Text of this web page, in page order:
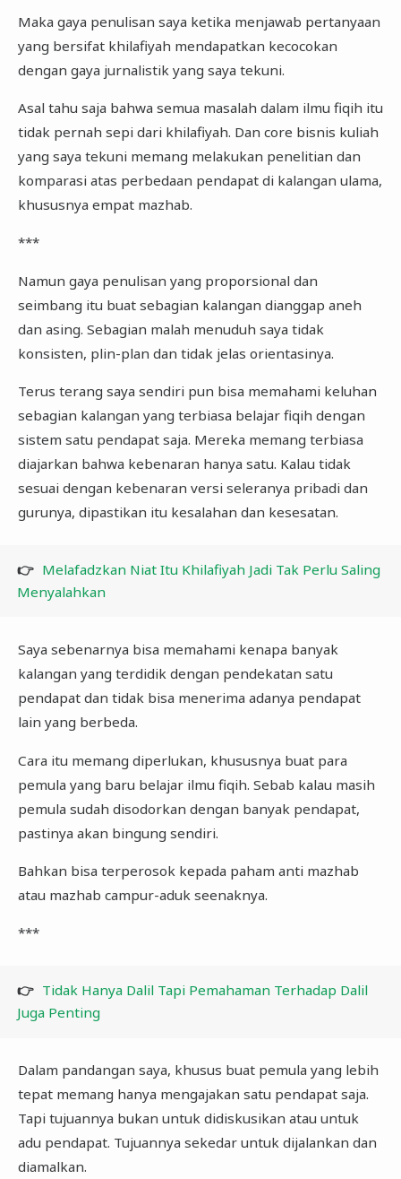
Maka gaya penulisan saya ketika menjawab pertanyaan
yang bersifat khilafiyah mendapatkan kecocokan
dengan gaya jurnalistik yang saya tekuni.
Asal tahu saja bahwa semua masalah dalam ilmu fiqih itu
tidak pernah sepi dari khilafiyah. Dan core bisnis kuliah
yang saya tekuni memang melakukan penelitian dan
komparasi atas perbedaan pendapat di kalangan ulama,
khususnya empat mazhab.
***
Namun gaya penulisan yang proporsional dan
seimbang itu buat sebagian kalangan dianggap aneh
dan asing. Sebagian malah menuduh saya tidak
konsisten, plin-plan dan tidak jelas orientasinya.
Terus terang saya sendiri pun bisa memahami keluhan
sebagian kalangan yang terbiasa belajar fiqih dengan
sistem satu pendapat saja. Mereka memang terbiasa
diajarkan bahwa kebenaran hanya satu. Kalau tidak
sesuai dengan kebenaran versi seleranya pribadi dan
gurunya, dipastikan itu kesalahan dan kesesatan.
👉 Melafadzkan Niat Itu Khilafiyah Jadi Tak Perlu Saling
Menyalahkan
Saya sebenarnya bisa memahami kenapa banyak
kalangan yang terdidik dengan pendekatan satu
pendapat dan tidak bisa menerima adanya pendapat
lain yang berbeda.
Cara itu memang diperlukan, khususnya buat para
pemula yang baru belajar ilmu fiqih. Sebab kalau masih
pemula sudah disodorkan dengan banyak pendapat,
pastinya akan bingung sendiri.
Bahkan bisa terperosok kepada paham anti mazhab
atau mazhab campur-aduk seenaknya.
***
👉 Tidak Hanya Dalil Tapi Pemahaman Terhadap Dalil
Juga Penting
Dalam pandangan saya, khusus buat pemula yang lebih
tepat memang hanya mengajakan satu pendapat saja.
Tapi tujuannya bukan untuk didiskusikan atau untuk
adu pendapat. Tujuannya sekedar untuk dijalankan dan
diamalkan.